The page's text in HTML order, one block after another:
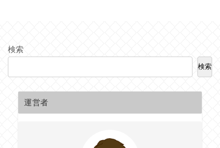
検索
検索
運営者